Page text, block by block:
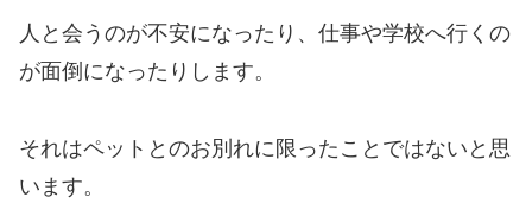
人と会うのが不安になったり、仕事や学校へ行くの
が面倒になったりします。
それはペットとのお別れに限ったことではないと思
います。